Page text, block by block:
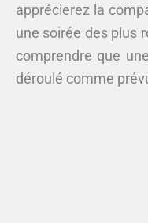
apprécierez la
une soirée des plus
comprendre que
déroulé comme